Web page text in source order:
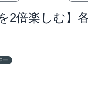
2倍楽しむ】
ー